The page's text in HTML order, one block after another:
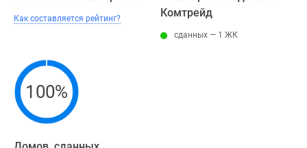
Как составляется рейтинг?
Комтрейд
сданных — 1 ЖК
100%